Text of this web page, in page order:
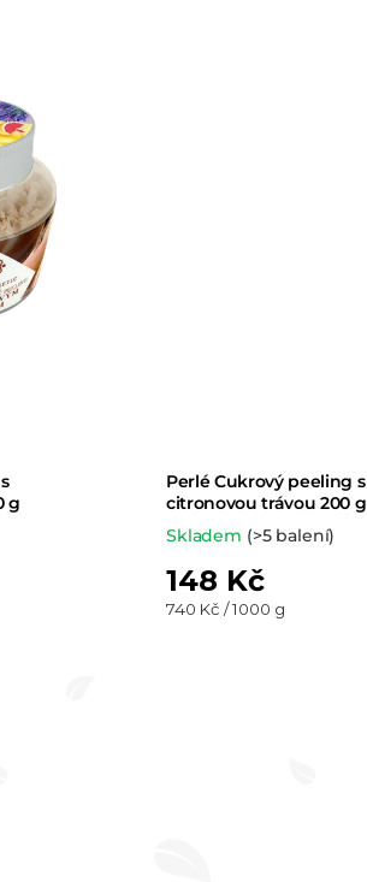
g
Perlé Cukrový peeling s
citronovou trávou 200 g
Skladem (>5 balení)
148 Kč
Měrná
740 Kč / 1000 g